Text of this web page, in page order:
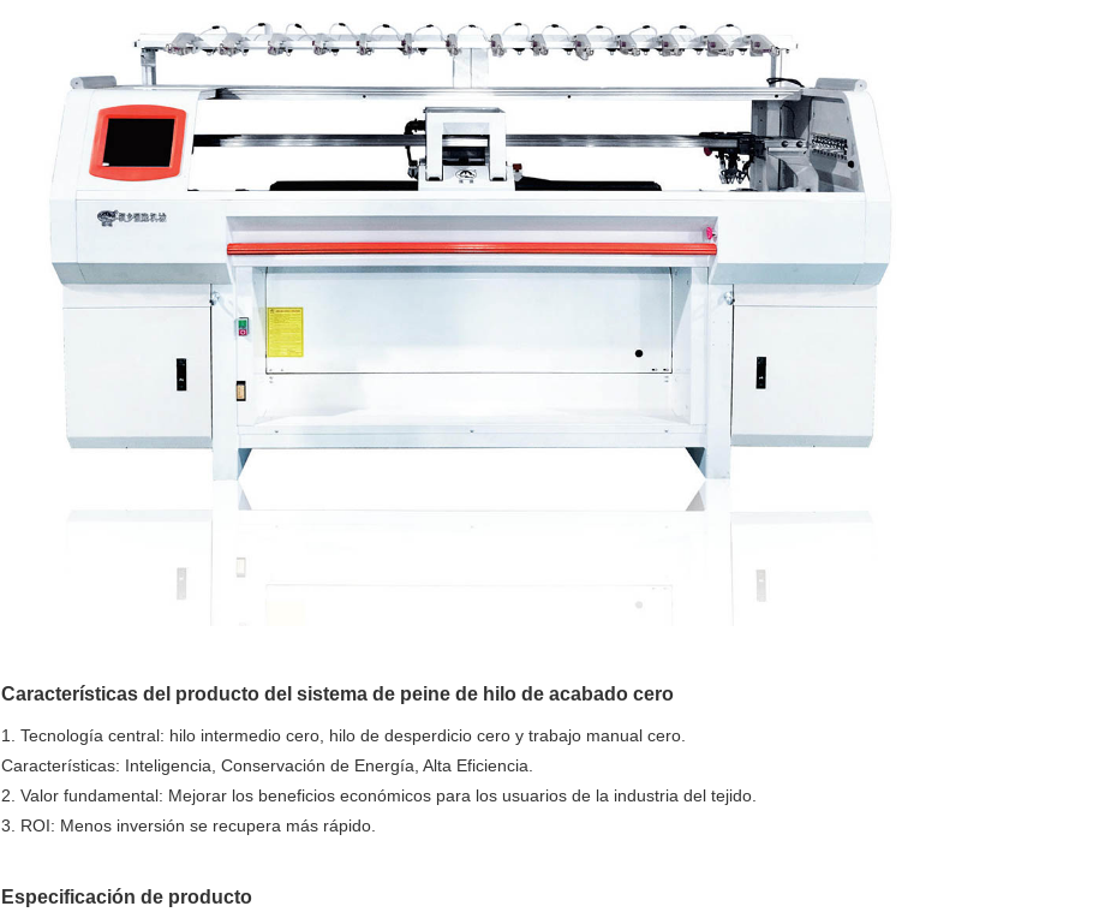
Características del producto del sistema de peine de hilo de acabado cero
1. Tecnología central: hilo intermedio cero, hilo de desperdicio cero y trabajo manual cero.
Características: Inteligencia, Conservación de Energía, Alta Eficiencia.
2. Valor fundamental: Mejorar los beneficios económicos para los usuarios de la industria del tejido.
3. ROI: Menos inversión se recupera más rápido.
Especificación de producto